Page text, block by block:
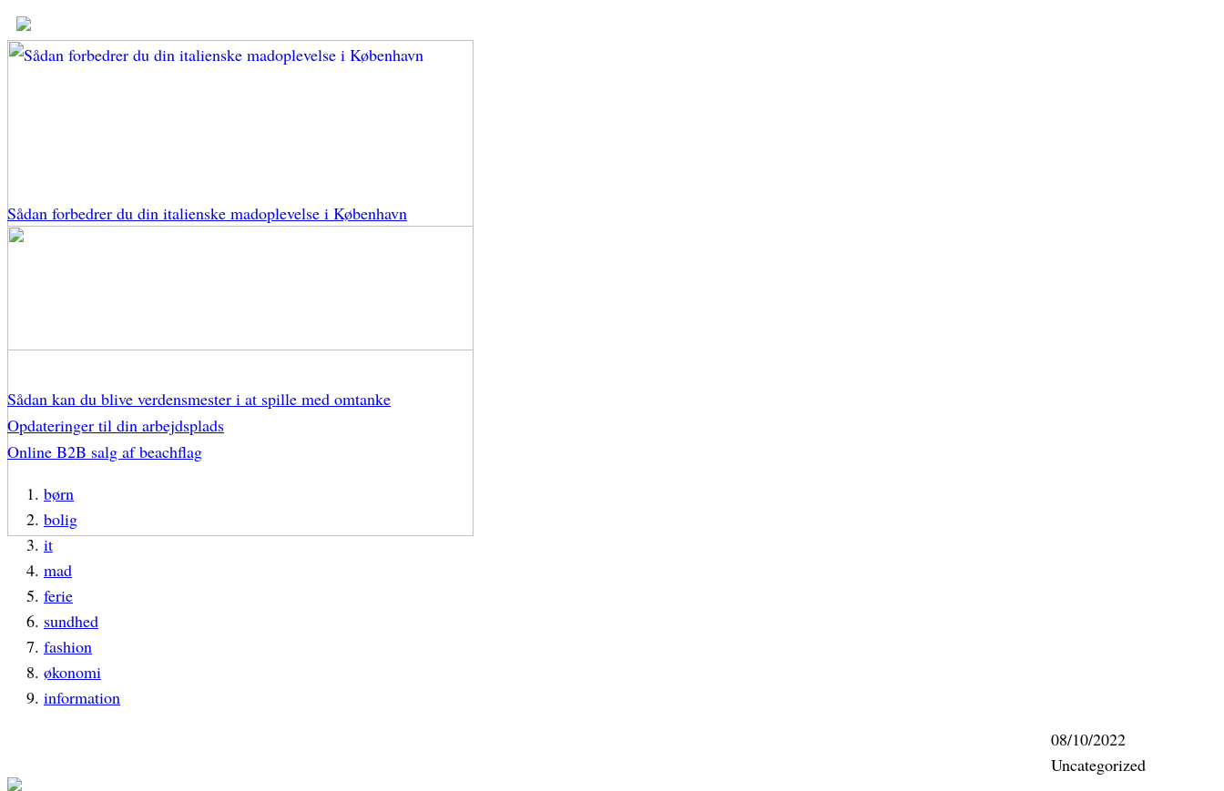
Sådan forbedrer du din italienske madoplevelse i København
Sådan kan du blive verdensmester i at spille med omtanke
Opdateringer til din arbejdsplads
Online B2B salg af beachflag
børn
bolig
it
mad
ferie
sundhed
fashion
økonomi
information
08/10/2022
Uncategorized